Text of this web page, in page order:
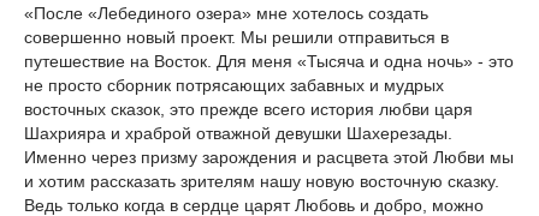
«После «Лебединого озера» мне хотелось создать
совершенно новый проект. Мы решили отправиться в
путешествие на Восток. Для меня «Тысяча и одна ночь» - это
не просто сборник потрясающих забавных и мудрых
восточных сказок, это прежде всего история любви царя
Шахрияра и храброй отважной девушки Шахерезады.
Именно через призму зарождения и расцвета этой Любви мы
и хотим рассказать зрителям нашу новую восточную сказку.
Ведь только когда в сердце царят Любовь и добро, можно